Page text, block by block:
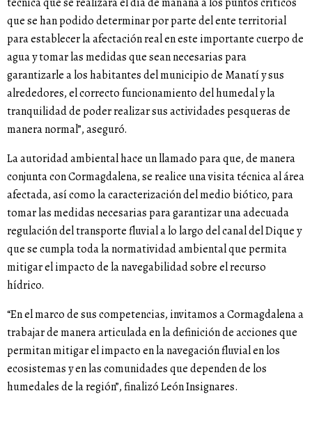
que se han podido determinar por parte del ente territorial
para establecer la afectación real en este importante cuerpo de
agua y tomar las medidas que sean necesarias para
garantizarle a los habitantes del municipio de Manatí y sus
alrededores, el correcto funcionamiento del humedal y la
tranquilidad de poder realizar sus actividades pesqueras de
manera normal”, aseguró.
La autoridad ambiental hace un llamado para que, de manera
conjunta con Cormagdalena, se realice una visita técnica al área
afectada, así como la caracterización del medio biótico, para
tomar las medidas necesarias para garantizar una adecuada
regulación del transporte fluvial a lo largo del canal del Dique y
que se cumpla toda la normatividad ambiental que permita
mitigar el impacto de la navegabilidad sobre el recurso
hídrico.
“En el marco de sus competencias, invitamos a Cormagdalena a
trabajar de manera articulada en la definición de acciones que
permitan mitigar el impacto en la navegación fluvial en los
ecosistemas y en las comunidades que dependen de los
humedales de la región”, finalizó León Insignares.